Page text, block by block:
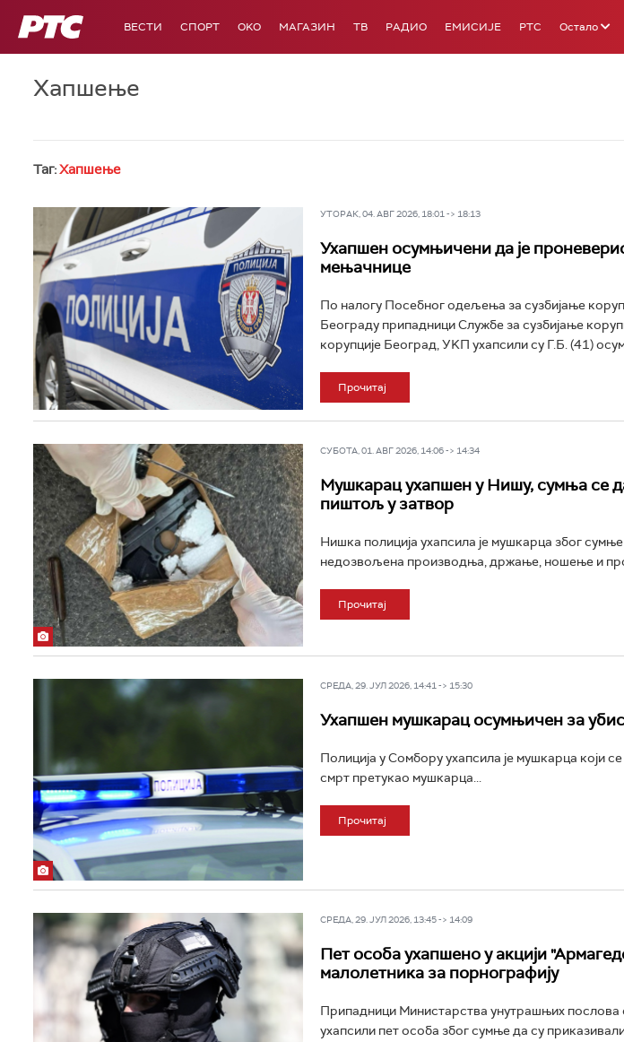
РТС ВЕСТИ СПОРТ OKO МАГАЗИН ТВ РАДИО ЕМИСИЈЕ РТС Остало
Хапшење
Таг:Хапшење
УТОРАК, 04. АВГ 2026, 18:01 -> 18:13
Ухапшен осумњичени да је
мењачнице
По налогу Посебног одељења за сузбијање
Београду припадници Службе за сузбијање
корупције Београд, УKП ухапсили су Г.Б. (41)
Прочитај
СУБОТА, 01. АВГ 2026, 14:06 -> 14:34
Мушкарац ухапшен у Нишу, сумња се
пиштољ у затвор
Нишка полиција ухапсила је мушкарца због
недозвољена производња, држање, ношење и
Прочитај
СРЕДА, 29. ЈУЛ 2026, 14:41 -> 15:30
Ухапшен мушкарац осумњичен за
Полиција у Сомбору ухапсила је мушкарца који
смрт претукао мушкарца...
Прочитај
СРЕДА, 29. ЈУЛ 2026, 13:45 -> 14:09
Пет особа ухапшено у акцији
малолетника за порнографију
Припадници Министарства унутрашњих послова
ухапсили пет особа због сумње да су